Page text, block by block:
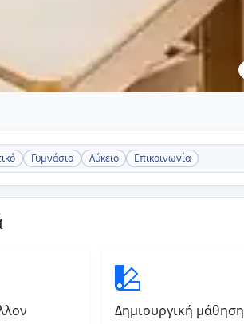
Γυμνάσιο Λύκειο Επικοινωνία
Δημιουργική μάθηση